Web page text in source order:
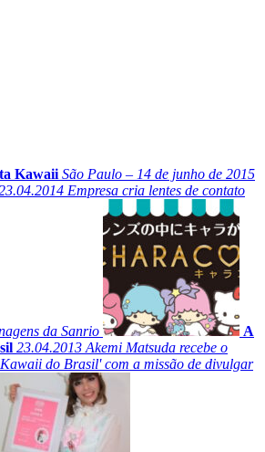
Kawaii São Paulo – 14 de junho de 2015
Empresa cria lentes de contato
da Sanrio
A
23.04.2013 Akemi Matsuda recebe o
do Brasil' com a missão de divulgar